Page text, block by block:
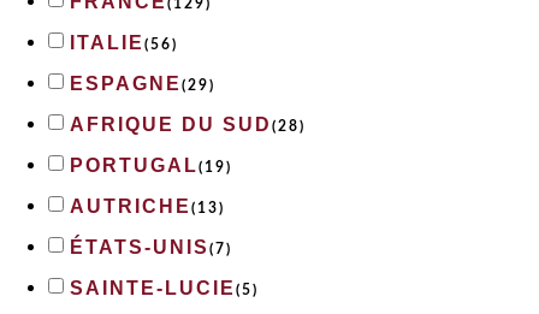
( 129)
ITALIE (56)
ESPAGNE (29)
AFRIQUE DU SUD (28)
PORTUGAL( 19)
AUTRICHE ( 13)
ÉTATS-UNIS ( 7)
SAINTE-LUCIE (5)